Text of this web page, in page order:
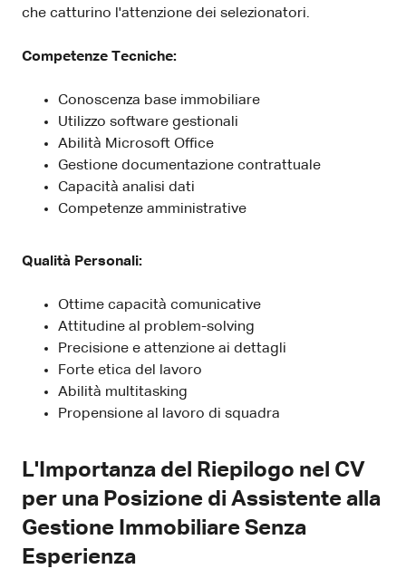
che catturino l'attenzione dei selezionatori.
Competenze Tecniche:
Conoscenza base immobiliare
Utilizzo software gestionali
Abilità Microsoft Office
Gestione documentazione contrattuale
Capacità analisi dati
Competenze amministrative
Qualità Personali:
Ottime capacità comunicative
Attitudine al problem-solving
Precisione e attenzione ai dettagli
Forte etica del lavoro
Abilità multitasking
Propensione al lavoro di squadra
L'Importanza del Riepilogo nel CV
per una Posizione di Assistente alla
Gestione Immobiliare Senza
Esperienza